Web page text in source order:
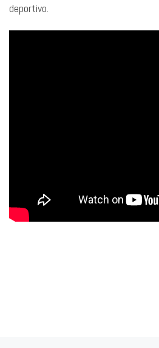
deportivo.